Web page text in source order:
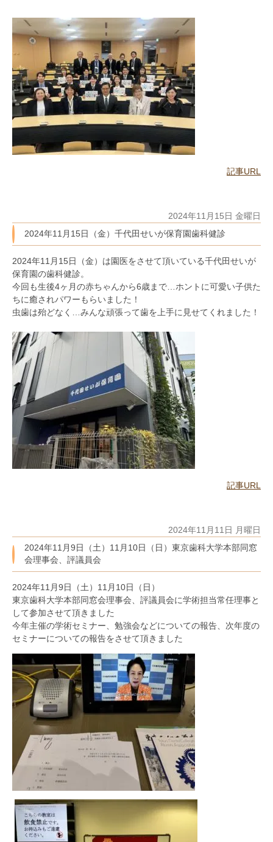
記事URL
2024年11月15日 金曜日
2024年11月15日（金）千代田せいが保育園歯科健診
2024年11月15日（金）は園医をさせて頂いている千代田せいが
保育園の歯科健診。
今回も生後4ヶ月の赤ちゃんから6歳まで…ホントに可愛い子供た
ちに癒されパワーもらいました！
虫歯は殆どなく…みんな頑張って歯を上手に見せてくれました！
記事URL
2024年11月11日 月曜日
2024年11月9日（土）11月10日（日）東京歯科大学本部同窓
会理事会、評議員会
2024年11月9日（土）11月10日（日）
東京歯科大学本部同窓会理事会、評議員会に学術担当常任理事と
して参加させて頂きました
今年主催の学術セミナー、勉強会などについての報告、次年度の
セミナーについての報告をさせて頂きました